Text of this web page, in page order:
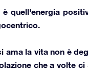
è quell'energia
.
ama la vita non è
che a volte